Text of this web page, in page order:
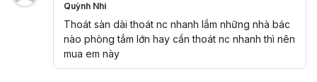
Được xếp
hạng5
5
sao
Quỳnh Nhi
Thoát sàn dài thoát nc nhanh lắm những nhà bác
nào phòng tắm lớn hay cần thoát nc nhanh thì nên
mua em này